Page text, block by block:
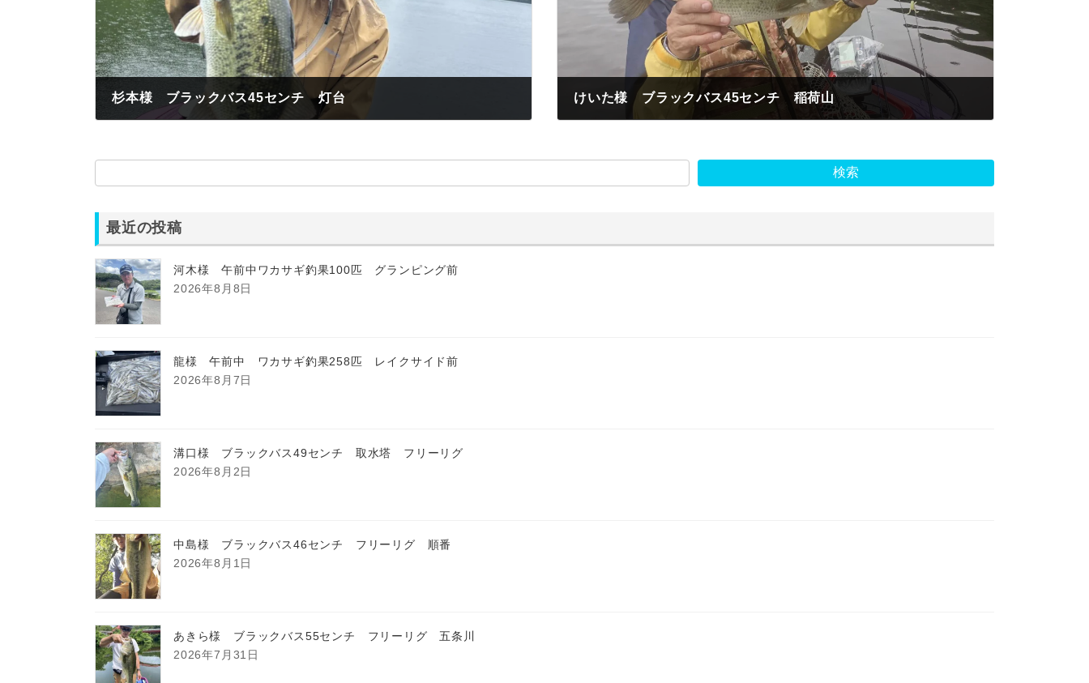
杉本様 ブラックバス45センチ 灯台 けいた様 ブラックバス45センチ 稲荷山
検索
最近の投稿
河木様 午前中ワカサギ釣果100匹 グランピング前
2026年8月8日
龍様 午前中 ワカサギ釣果258匹 レイクサイド前
2026年8月7日
溝口様 ブラックバス49センチ 取水塔 フリーリグ
2026年8月2日
中島様 ブラックバス46センチ フリーリグ 順番
2026年8月1日
あきら様 ブラックバス55センチ フリーリグ 五条川
2026年7月31日